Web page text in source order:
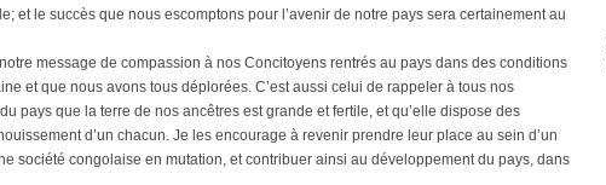
et le succès que nous escomptons pour l’avenir de notre pays sera certainement au
message de compassion à nos Concitoyens rentrés au pays dans des conditions
et que nous avons tous déplorées. C’est aussi celui de rappeler à tous nos
pays que la terre de nos ancêtres est grande et fertile, et qu’elle dispose des
d’un chacun. Je les encourage à revenir prendre leur place au sein d’un
société congolaise en mutation, et contribuer ainsi au développement du pays, dans